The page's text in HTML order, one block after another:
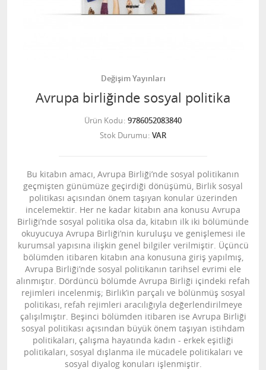
Değişim Yayınları
Avrupa birliğinde sosyal politika
Ürün Kodu 9786052083840
Stok Durumu VAR
Bu kitabın amacı, Avrupa Birliği’nde sosyal politikanın
geçmişten günümüze geçirdiği dönüşümü, Birlik sosyal
politikası açısından önem taşıyan konular üzerinden
incelemektir. Her ne kadar kitabın ana konusu Avrupa
Birliği’nde sosyal politika olsa da, kitabın ilk iki bölümünde
okuyucuya Avrupa Birliği’nin kuruluşu ve genişlemesi ile
kurumsal yapısına ilişkin genel bilgiler verilmiştir. Üçüncü
bölümden itibaren kitabın ana konusuna giriş yapılmış,
Avrupa Birliği’nde sosyal politikanın tarihsel evrimi ele
alınmıştır. Dördüncü bölümde Avrupa Birliği içindeki refah
rejimleri incelenmiş; Birlik’in parçalı ve bölünmüş sosyal
politikası, refah rejimleri aracılığıyla değerlendirilmeye
çalışılmıştır. Beşinci bölümden itibaren ise Avrupa Birliği
sosyal politikası açısından büyük önem taşıyan istihdam
politikaları, çalışma hayatında kadın - erkek eşitliği
politikaları, sosyal dışlanma ile mücadele politikaları ve
sosyal diyalog konuları işlenmiştir.